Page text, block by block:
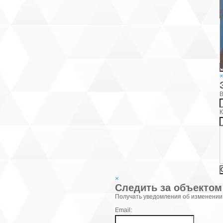
×
×
Следить за объектом
Фамилия:
Получать уведомления об
Email: